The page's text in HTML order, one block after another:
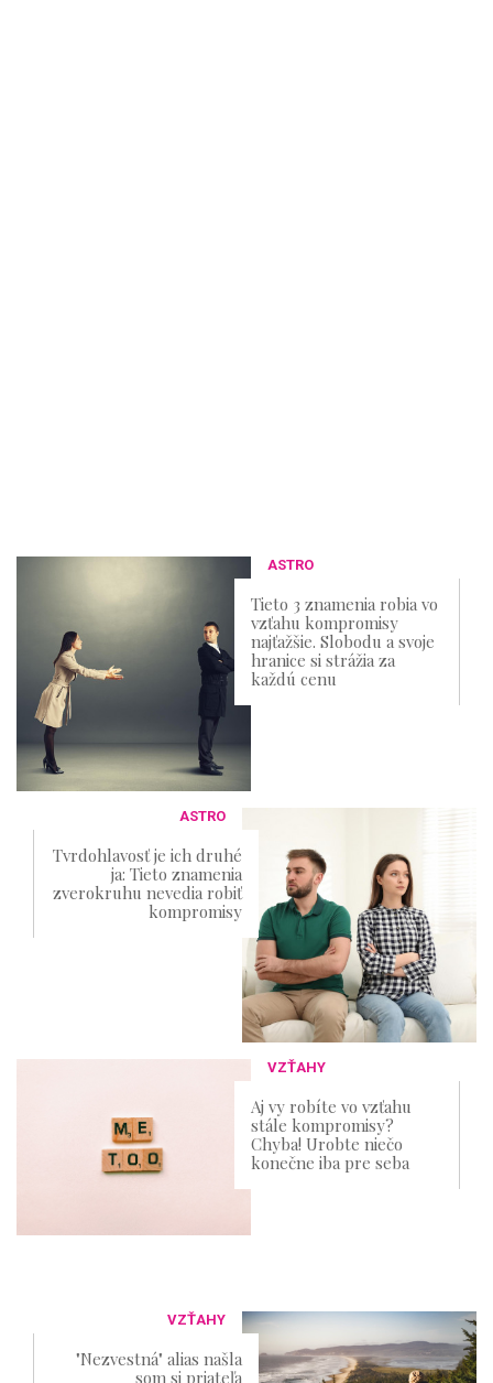
ASTRO
Tieto 3 znamenia robia vo
vzťahu kompromisy
najťažšie. Slobodu a svoje
hranice si strážia za
každú cenu
ASTRO
Tvrdohlavosť je ich druhé
ja: Tieto znamenia
zverokruhu nevedia robiť
kompromisy
VZŤAHY
Aj vy robíte vo vzťahu
stále kompromisy?
Chyba! Urobte niečo
konečne iba pre seba
VZŤAHY
"Nezvestná" alias našla
som si priateľa